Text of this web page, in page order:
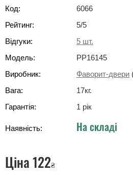
Код:
6066
Рейтинг:
5/5
Відгуки:
5 шт.
Модель:
PP16145
Виробник:
Фаворит-двери
Вага:
17кг.
Гарантія:
1 рік
Наявність: На складі
Ціна122₴